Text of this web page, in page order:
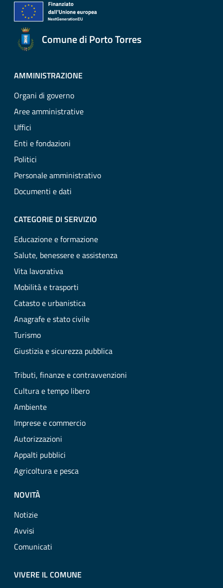
Comune di Porto Torres
AMMINISTRAZIONE
Organi di governo
Aree amministrative
Uffici
Enti e fondazioni
Politici
Personale amministrativo
Documenti e dati
CATEGORIE DI SERVIZIO
Educazione e formazione
Salute, benessere e assistenza
Vita lavorativa
Mobilità e trasporti
Catasto e urbanistica
Anagrafe e stato civile
Turismo
Giustizia e sicurezza pubblica
Tributi, finanze e contravvenzioni
Cultura e tempo libero
Ambiente
Imprese e commercio
Autorizzazioni
Appalti pubblici
Agricoltura e pesca
NOVITÀ
Notizie
Avvisi
Comunicati
VIVERE IL COMUNE